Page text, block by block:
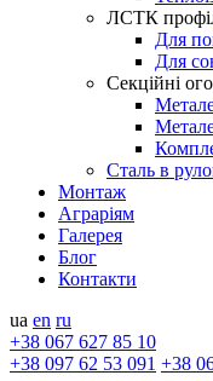
ЛСТК
Для
Для
Секційні
Сталь в
Монтаж
Аграріям
Галерея
Блог
Контакти
ua en ru
+38 067 627 85 10
+38 097 62 53 091 +38